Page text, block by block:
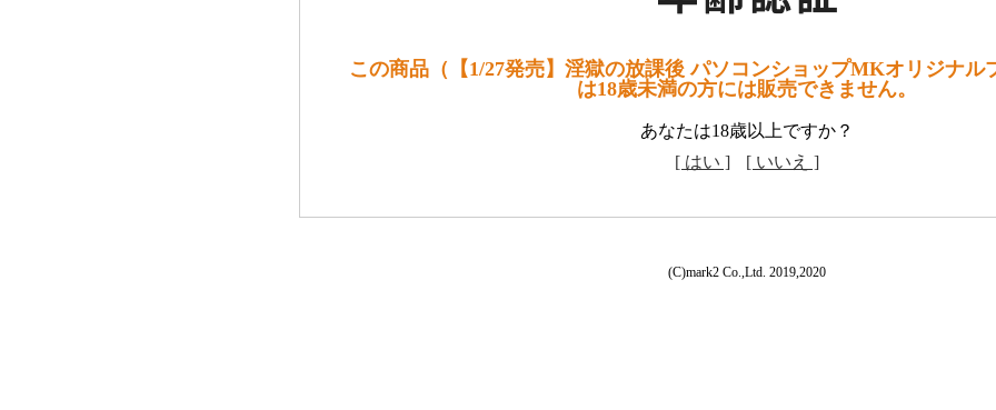
この商品（【1/27発売】淫獄の放課後 パソコンショップMKオリジナル
は18歳未満の方には販売できません。
あなたは18歳以上ですか？
[ はい ]
[ いいえ ]
(C)mark2 Co.,Ltd. 2019,2020